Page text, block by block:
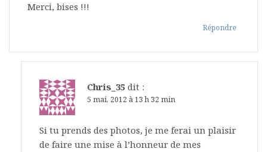
Merci, bises !!!
Répondre
Chris_35 dit :
5 mai, 2012 à 13 h 32 min
Si tu prends des photos, je me ferai un plaisir
de faire une mise à l’honneur de mes